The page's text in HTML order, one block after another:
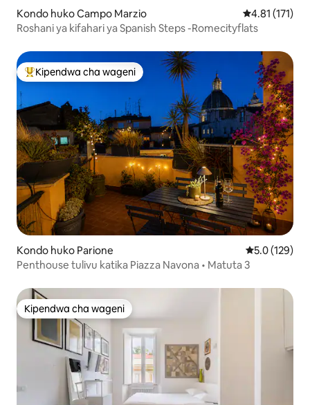
Kondo huko Campo Marzio Ukadiriaji wa
4.81 (171)
Roshani ya kifahari ya Spanish Steps -Romecityflats
Kipendwa maarufu cha wageni
Kipendwa cha wageni
Kondo huko Parione Ukadiriaji wa
5.0 (129)
Penthouse tulivu katika Piazza Navona • Matuta 3
Kipendwa cha wageni
Kipendwa cha wageni